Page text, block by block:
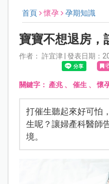
首頁 懷孕 孕期知識
寶寶不想退房，
作者： 許宜津 | 發表日期：
關鍵字： 產兆、 催生 、懷
打催生聽起來好可怕
生呢？讓婦產科醫師
境。